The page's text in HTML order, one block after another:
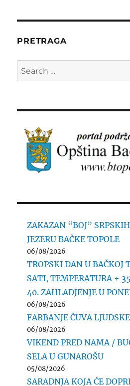
PRETRAGA
Search
for:
ZAKAZAN “BOJ”
JEZERU BAČKE TOPOLE
06/08/2026
TROPSKI DAN U BAČKOJ
SATI, TEMPERATURA +
40. ZAHLADJENJE U
06/08/2026
FARBANJE ČUVA
06/08/2026
VIKEND PRED NAMA /
SELA U GUNAROŠU
05/08/2026
SARADNJA KOJA ĆE